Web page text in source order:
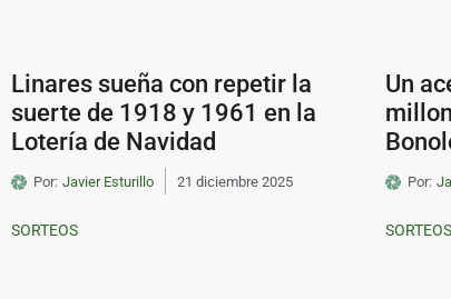
Linares sueña con repetir la
suerte de 1918 y 1961 en la
Lotería de Navidad
Por: Javier Esturillo 21 diciembre 2025
Un
Por:
SORTEOS SORTEOS